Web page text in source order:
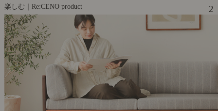
楽しむ｜Re:CENO product
2